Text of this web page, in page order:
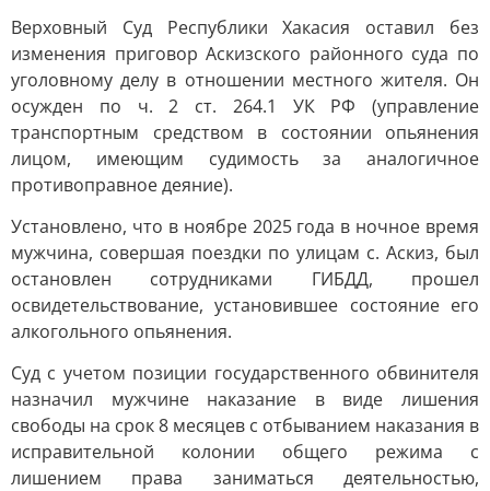
Верховный Суд Республики Хакасия оставил без
изменения приговор Аскизского районного суда по
уголовному делу в отношении местного жителя. Он
осужден по ч. 2 ст. 264.1 УК РФ (управление
транспортным средством в состоянии опьянения
лицом, имеющим судимость за аналогичное
противоправное деяние).
Установлено, что в ноябре 2025 года в ночное время
мужчина, совершая поездки по улицам с. Аскиз, был
остановлен сотрудниками ГИБДД, прошел
освидетельствование, установившее состояние его
алкогольного опьянения.
Суд с учетом позиции государственного обвинителя
назначил мужчине наказание в виде лишения
свободы на срок 8 месяцев с отбыванием наказания в
исправительной колонии общего режима с
лишением права заниматься деятельностью,